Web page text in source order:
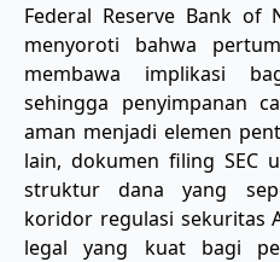
Federal Reserve Bank of
menyoroti bahwa
membawa implikasi
sehingga penyimpanan
aman menjadi elemen
lain, dokumen filing SEC
struktur dana yang
koridor regulasi sekuritas
legal yang kuat bagi